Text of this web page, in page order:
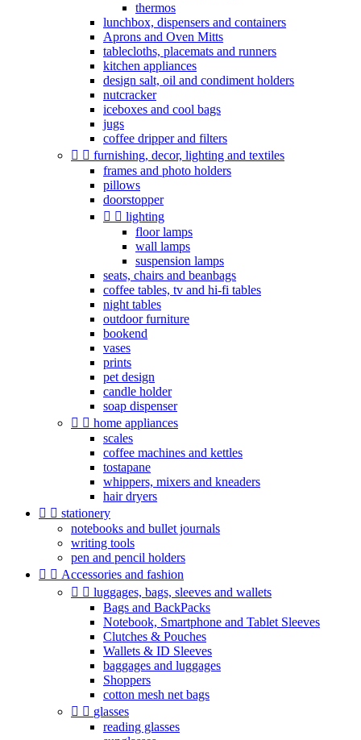
thermos
lunchbox, dispensers and containers
Aprons and Oven Mitts
tablecloths, placemats and runners
kitchen appliances
design salt, oil and condiment holders
nutcracker
iceboxes and cool bags
jugs
coffee dripper and filters
  furnishing, decor, lighting and textiles
frames and photo holders
pillows
doorstopper
  lighting
floor lamps
wall lamps
suspension lamps
seats, chairs and beanbags
coffee tables, tv and hi-fi tables
night tables
outdoor furniture
bookend
vases
prints
pet design
candle holder
soap dispenser
  home appliances
scales
coffee machines and kettles
tostapane
whippers, mixers and kneaders
hair dryers
  stationery
notebooks and bullet journals
writing tools
pen and pencil holders
  Accessories and fashion
  luggages, bags, sleeves and wallets
Bags and BackPacks
Notebook, Smartphone and Tablet Sleeves
Clutches & Pouches
Wallets & ID Sleeves
baggages and luggages
Shoppers
cotton mesh net bags
  glasses
reading glasses